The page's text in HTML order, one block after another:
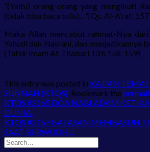
“(Yaitu) orang-orang yang mengikuti
(tidak bisa baca tulis)…”[Qs. Al-A’raf:
Maka Allah mencabut rahmat-Nya
Yahudi dan Nasrani, dan menjadikannya
(Tafsir Imam At-Thabari 13 h 158-159)
This entry was posted in KAJIAN
SUNNAH (KTQS). Bookmark the
KTQS #2165 DOA NABI ADAM
DUNIA.
KTQS #2167 BATASAN MEMBASUH
SAAT BERWUDHU